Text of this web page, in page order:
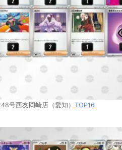
号西友岡崎店（愛知） TOP16